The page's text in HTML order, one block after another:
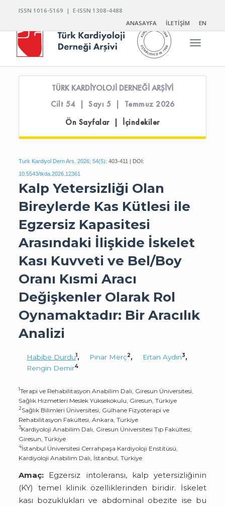
ISSN 1016-5169 | E-ISSN 1308-4488
ANASAYFA
İLETİŞİM EN
Toggle
TÜRK KARDİYOLOJİ DERNEĞİ ARŞİVİ
Cilt 54 | Sayı 5 | Temmuz 2026
Ön Sayfalar | İçindekiler
Turk Kardiyol Dern Ars. 2026; 54(5): 403-411 | DOI:
10.5543/tkda.2026.12361
Kalp Yetersizliği Olan
Bireylerde Kas Kütlesi ile
Egzersiz Kapasitesi
Arasındaki İlişkide İskelet
Kası Kuvveti ve Bel/Boy
Oranı Kısmi Aracı
Değişkenler Olarak Rol
Oynamaktadır: Bir Aracılık
Analizi
Habibe Durdu1, Pınar Merç2, Ertan Aydın3,
Rengin Demir4
1Terapi ve Rehabilitasyon Anabilim Dalı, Giresun Üniversitesi,
Sağlık Hizmetleri Meslek Yüksekokulu, Giresun, Türkiye
2Sağlık Bilimleri Üniversitesi, Gülhane Fizyoterapi ve
Rehabilitasyon Fakültesi, Ankara, Türkiye
3Kardiyoloji Anabilim Dalı, Giresun Üniversitesi Tıp Fakültesi,
Giresun, Türkiye
4İstanbul Üniversitesi Cerrahpaşa Kardiyoloji Enstitüsü,
Kardiyoloji Anabilim Dalı, İstanbul, Türkiye
Amaç: Egzersiz intoleransı, kalp yetersizliğinin
(KY) temel klinik özelliklerinden biridir. İskelet
kası bozuklukları ve abdominal obezite ise bu